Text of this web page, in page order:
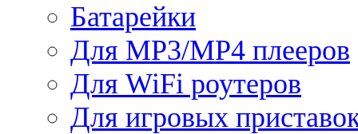
Батарейки
Для MP3/MP4 плееров
Для WiFi роутеров
Для игровых